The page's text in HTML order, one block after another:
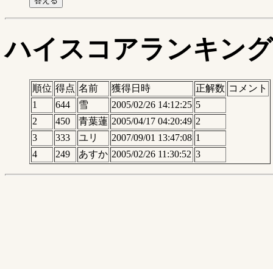
ハイスコアランキング
順位 得点 名前 獲得日時 正解数 コメント
1
644 雪 2005/02/26 14:12:25 5
2
450 青葉蓮 2005/04/17 04:20:49 2
3
333 ユリ 2007/09/01 13:47:08 1
4
249 あすか 2005/02/26 11:30:52 3